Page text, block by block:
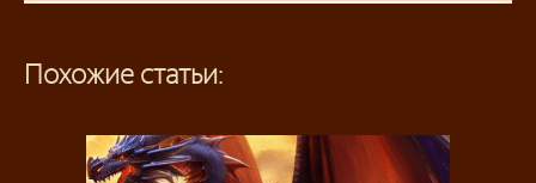
Похожие статьи: